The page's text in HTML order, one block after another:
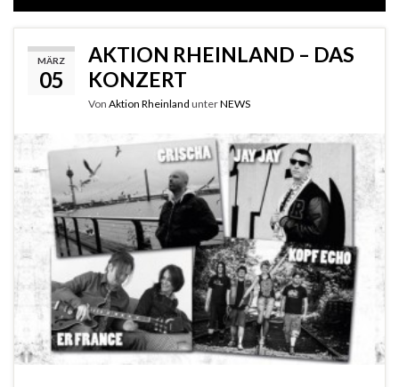
MÄRZ
05
AKTION RHEINLAND – DAS
KONZERT
Von Aktion Rheinland unterNEWS